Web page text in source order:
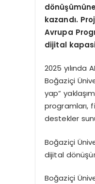
kazandı.
Avrupa
dijital
2025 yılında
Boğaziçi
yap”
programları,
destekler
Boğaziçi
dijital
Boğaziçi